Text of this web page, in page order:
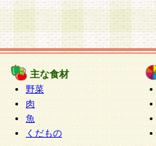
主な食材
野菜
肉
魚
くだもの